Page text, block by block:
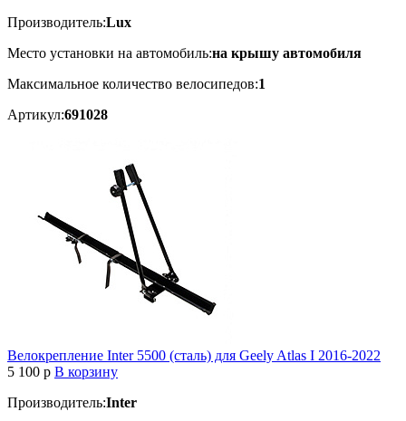
Производитель:Lux
Место установки на автомобиль:на крышу автомобиля
Максимальное количество велосипедов:1
Артикул:691028
Велокрепление Inter 5500 (сталь) для Geely Atlas I 2016-2022
5 100 p В корзину
Производитель:Inter